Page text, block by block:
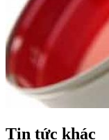
Tin tức khác